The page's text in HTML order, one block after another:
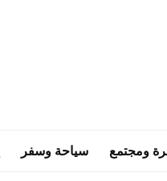
ومجتمع سياحة وسفر